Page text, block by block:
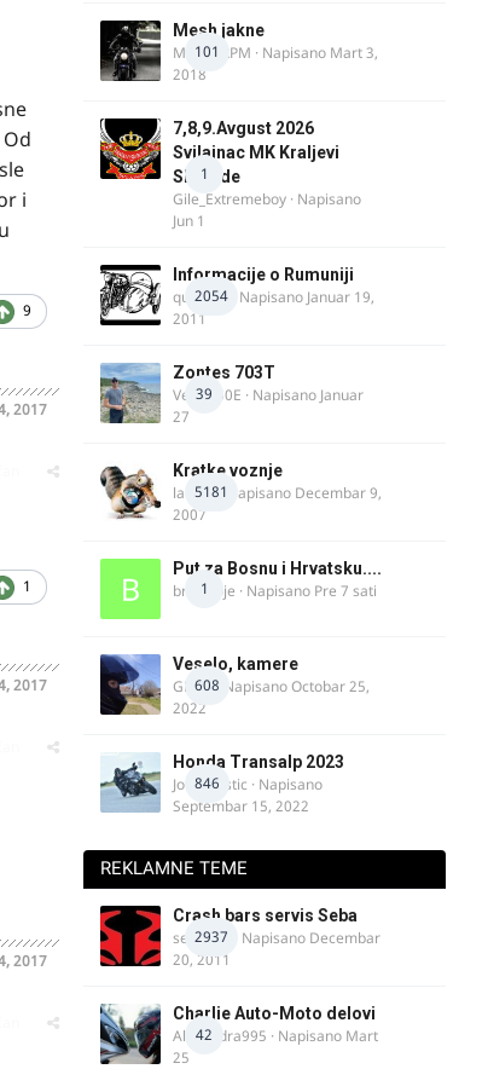
i
9
2017
1
2017
2017
101
Mesh jakne
MostarRPM · Napisano Mart 3,
2018
1
7,8,9.Avgust 2026
Svilajnac MK Kraljevi
Slobode
Gile_Extremeboy · Napisano
Jun 1
2054
Informacije o Rumuniji
quasaar · Napisano Januar 19,
2011
39
Zontes 703T
Verdi350E · Napisano Januar
27
5181
Kratke voznje
lalajko· Napisano Decembar 9,
2007
1
Put za Bosnu i Hrvatsku....
bradivoje · Napisano Pre 7 sati
608
Veselo, kamere
GR 46· NapisanoOctobar 25,
2022
846
Honda Transalp 2023
Jovan Ristic · Napisano
Septembar 15, 2022
REKLAMNE TEME
2937
Crash bars servis Seba
seba011 · Napisano Decembar
20, 2011
42
Charlie Auto-Moto delovi
Alexandra995 · Napisano Mart
25